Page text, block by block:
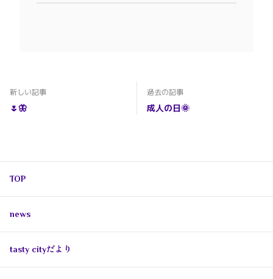
新しい記事
🌷🦋
過去の記事
成人の日🌞
TOP
news
tasty cityだより